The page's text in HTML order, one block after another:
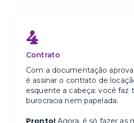
4
Contrato
Com a documentação
é assinar o contrato de
esquente a cabeça: você faz
burocracia nem papelada.
Pronto!Agora, é só fazer as